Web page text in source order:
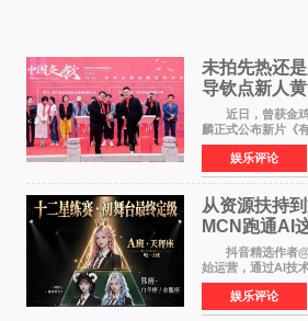
未拍先热还
导钦点新人
气回应
近日，曾获金鸡
麟正式公布新片《
早年凭电影《华容
名，此后长期参与
人参与的作品亦曾
娱乐评论
从资源扶持
MCN跑通AI
抖音精选作者@
始运营，通过AI技
的故事，凭借强情
布仅21小时便获得
此后，账号持续沿
娱乐评论